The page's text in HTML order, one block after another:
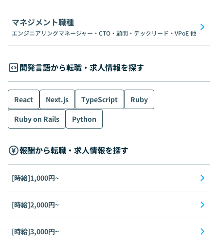
マネジメント職種
エンジニアリングマネージャー・CTO・顧問・テックリード・VPoE他
開発言語から転職・求人情報を探す
React Next.js TypeScript
Ruby
Ruby on Rails
Python
報酬から転職・求人情報を探す
[時給]1,000円~
[時給]2,000円~
[時給]3,000円~